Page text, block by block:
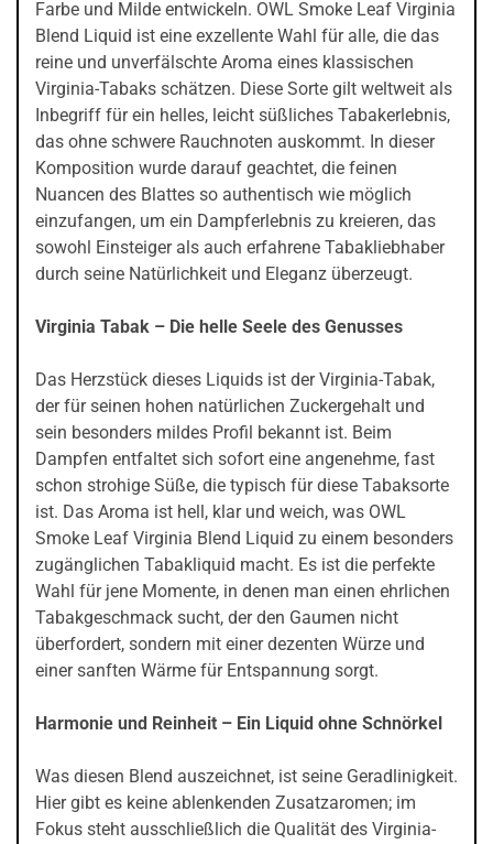
Farbe und Milde entwickeln. OWL Smoke Leaf Virginia
Blend Liquid ist eine exzellente Wahl für alle, die das
reine und unverfälschte Aroma eines klassischen
Virginia-Tabaks schätzen. Diese Sorte gilt weltweit als
Inbegriff für ein helles, leicht süßliches Tabakerlebnis,
das ohne schwere Rauchnoten auskommt. In dieser
Komposition wurde darauf geachtet, die feinen
Nuancen des Blattes so authentisch wie möglich
einzufangen, um ein Dampferlebnis zu kreieren, das
sowohl Einsteiger als auch erfahrene Tabakliebhaber
durch seine Natürlichkeit und Eleganz überzeugt.
Virginia Tabak – Die helle Seele des Genusses
Das Herzstück dieses Liquids ist der Virginia-Tabak,
der für seinen hohen natürlichen Zuckergehalt und
sein besonders mildes Profil bekannt ist. Beim
Dampfen entfaltet sich sofort eine angenehme, fast
schon strohige Süße, die typisch für diese Tabaksorte
ist. Das Aroma ist hell, klar und weich, was OWL
Smoke Leaf Virginia Blend Liquid zu einem besonders
zugänglichen Tabakliquid macht. Es ist die perfekte
Wahl für jene Momente, in denen man einen ehrlichen
Tabakgeschmack sucht, der den Gaumen nicht
überfordert, sondern mit einer dezenten Würze und
einer sanften Wärme für Entspannung sorgt.
Harmonie und Reinheit – Ein Liquid ohne Schnörkel
Was diesen Blend auszeichnet, ist seine Geradlinigkeit.
Hier gibt es keine ablenkenden Zusatzaromen; im
Fokus steht ausschließlich die Qualität des Virginia-